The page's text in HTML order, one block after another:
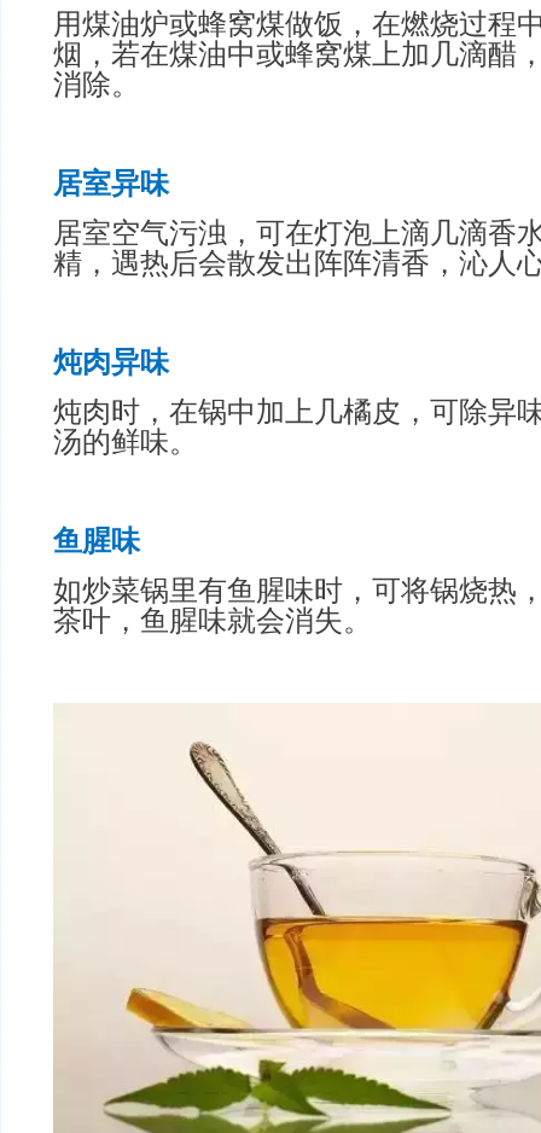
用煤油炉或蜂窝煤做饭，在燃烧过程
烟，若在煤油中或蜂窝煤上加几滴醋
消除。
居室异味
居室空气污浊，可在灯泡上滴几滴香
精，遇热后会散发出阵阵清香，沁人
炖肉异味
炖肉时，在锅中加上几橘皮，可除异
汤的鲜味。
鱼腥味
如炒菜锅里有鱼腥味时，可将锅烧热
茶叶，鱼腥味就会消失。